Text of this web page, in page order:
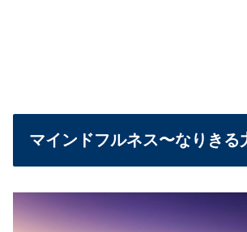
マインドフルネス〜なりきる